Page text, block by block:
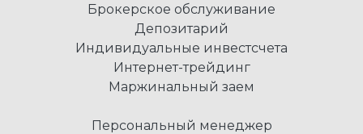
Брокерское обслуживание
Депозитарий
Индивидуальные инвестсчета
Интернет-трейдинг
Маржинальный заем
Персональный менеджер